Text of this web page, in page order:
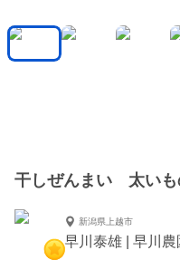
干しぜんまい 太い
新潟県上越市
早川泰雄 | 早川農